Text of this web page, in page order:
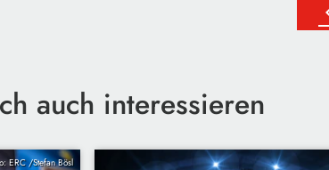
auch interessieren
ERC /Stefan Bösl